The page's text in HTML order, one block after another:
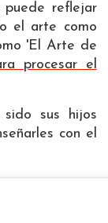
reflejar
el arte como
'El Arte de
procesar el
sus hijos
con el